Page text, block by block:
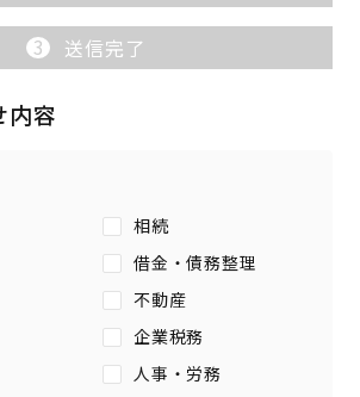
3 送信完了
内容
相続
借金・債務整理
不動産
企業税務
人事・労務